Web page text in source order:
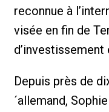
reconnue à
visée en fin de
Depuis près de
´allemand,